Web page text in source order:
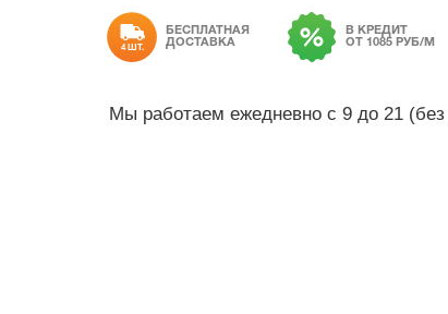
4 ШТ.
БЕСПЛАТНАЯ
ДОСТАВКА
В КРЕДИТ
ОТ 1085 РУБ/М
Мы работаем ежедневно с 9 до 21